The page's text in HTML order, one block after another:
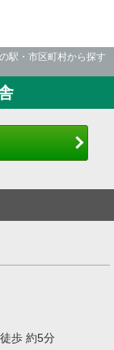
駅・市区町村から探す
歩 約5分